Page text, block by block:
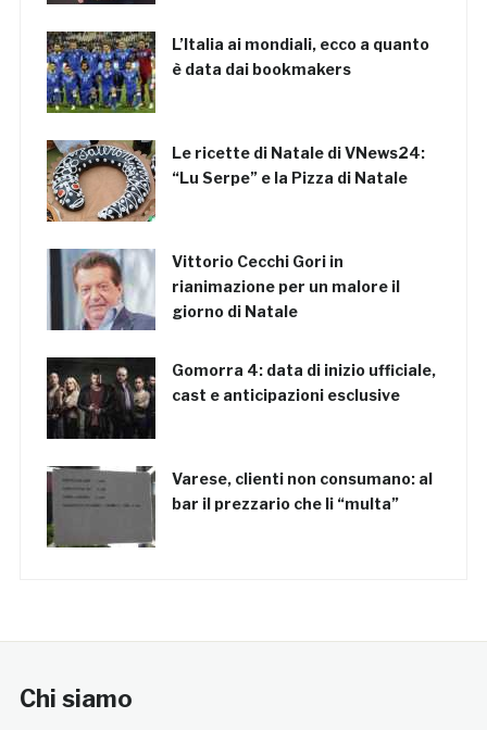
L’Italia ai mondiali, ecco a quanto
è data dai bookmakers
Le ricette di Natale di VNews24:
“Lu Serpe” e la Pizza di Natale
Vittorio Cecchi Gori in
rianimazione per un malore il
giorno di Natale
Gomorra 4: data di inizio ufficiale,
cast e anticipazioni esclusive
Varese, clienti non consumano: al
bar il prezzario che li “multa”
Chi siamo